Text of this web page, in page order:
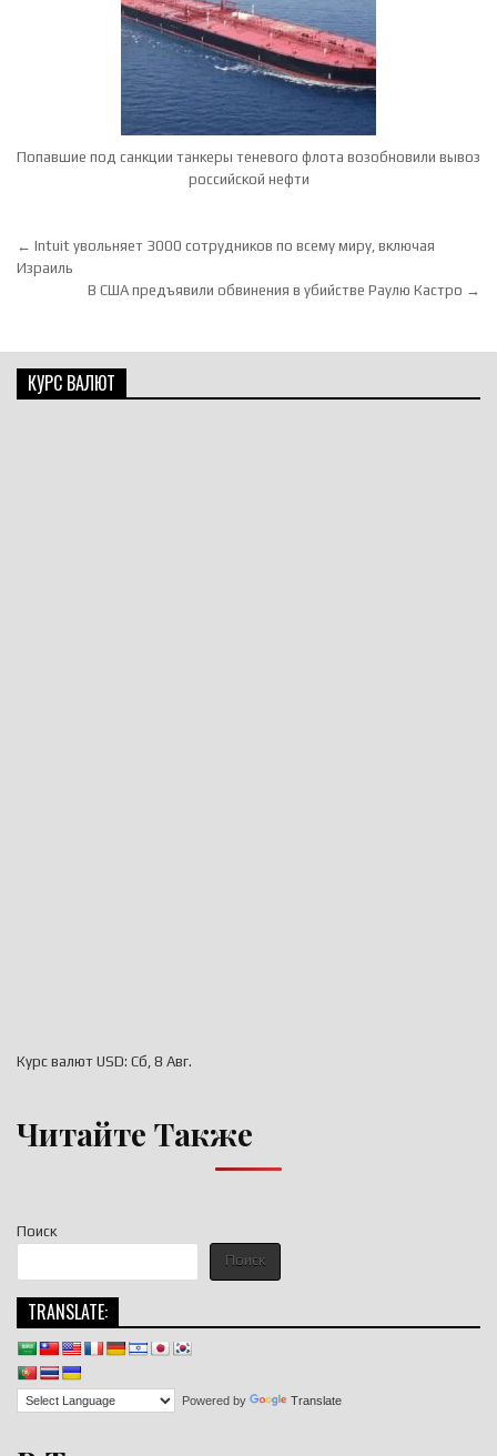
Попавшие под санкции танкеры теневого флота возобновили вывоз
российской нефти
Навигация по записям
← Intuit увольняет 3000 сотрудников по всему миру, включая
Израиль
В США предъявили обвинения в убийстве Раулю Кастро →
Поиск
Поиск
TRANSLATE:
Powered by Translate
КУРС ВАЛЮТ
Курс валют USD: Сб, 8 Авг.
Читайте Также